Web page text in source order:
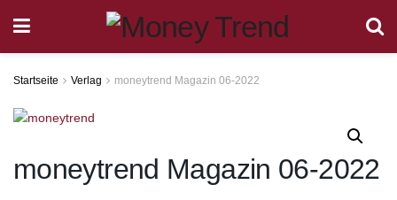
Startseite Verlag moneytrend Magazin 06-2022
moneytrend Magazin 06-2022